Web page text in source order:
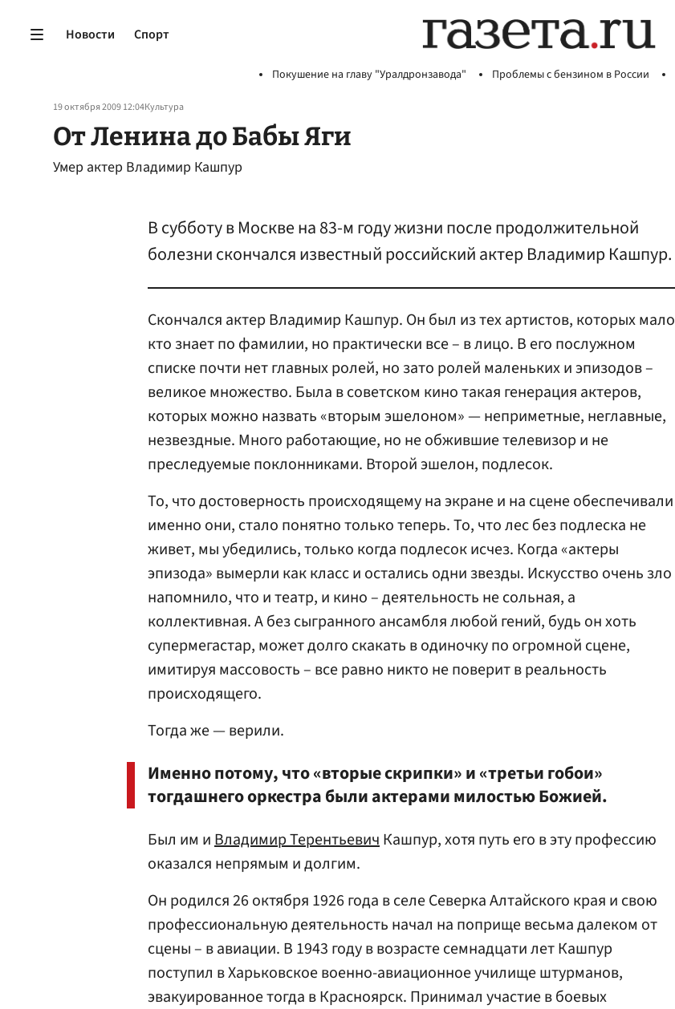
Новости Спорт
Покушение на главу "Уралдронзавода" Проблемы с бензином в России
19 октября 2009 12:04Культура
От Ленина до Бабы Яги
Умер актер Владимир Кашпур
В субботу в Москве на 83-м году жизни после продолжительной
болезни скончался известный российский актер Владимир Кашпур.
Скончался актер Владимир Кашпур. Он был из тех артистов, которых мало
кто знает по фамилии, но практически все – в лицо. В его послужном
списке почти нет главных ролей, но зато ролей маленьких и эпизодов –
великое множество. Была в советском кино такая генерация актеров,
которых можно назвать «вторым эшелоном» — неприметные, неглавные,
незвездные. Много работающие, но не обжившие телевизор и не
преследуемые поклонниками. Второй эшелон, подлесок.
То, что достоверность происходящему на экране и на сцене обеспечивали
именно они, стало понятно только теперь. То, что лес без подлеска не
живет, мы убедились, только когда подлесок исчез. Когда «актеры
эпизода» вымерли как класс и остались одни звезды. Искусство очень зло
напомнило, что и театр, и кино – деятельность не сольная, а
коллективная. А без сыгранного ансамбля любой гений, будь он хоть
супермегастар, может долго скакать в одиночку по огромной сцене,
имитируя массовость – все равно никто не поверит в реальность
происходящего.
Тогда же — верили.
Именно потому, что «вторые скрипки» и «третьи гобои»
тогдашнего оркестра были актерами милостью Божией.
Был им иВладимир ТерентьевичКашпур, хотя путь его в эту профессию
оказался непрямым и долгим.
Он родился 26 октября 1926 года в селе Северка Алтайского края и свою
профессиональную деятельность начал на поприще весьма далеком от
сцены – в авиации. В 1943 году в возрасте семнадцати лет Кашпур
поступил в Харьковское военно-авиационное училище штурманов,
эвакуированное тогда в Красноярск. Принимал участие в боевых